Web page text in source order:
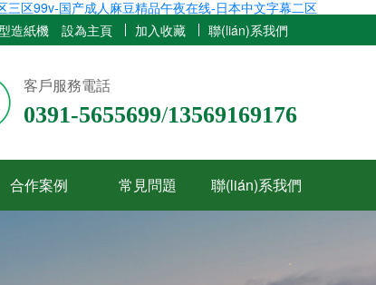
区99v-国产成人麻豆精品午夜在线-日本中文字幕二区
造紙機 設為主頁 加入收藏 聯(lián)系我們
客戶服務電話
0391-5655699/13569169176
合作案例 常見問題 聯(lián)系我們